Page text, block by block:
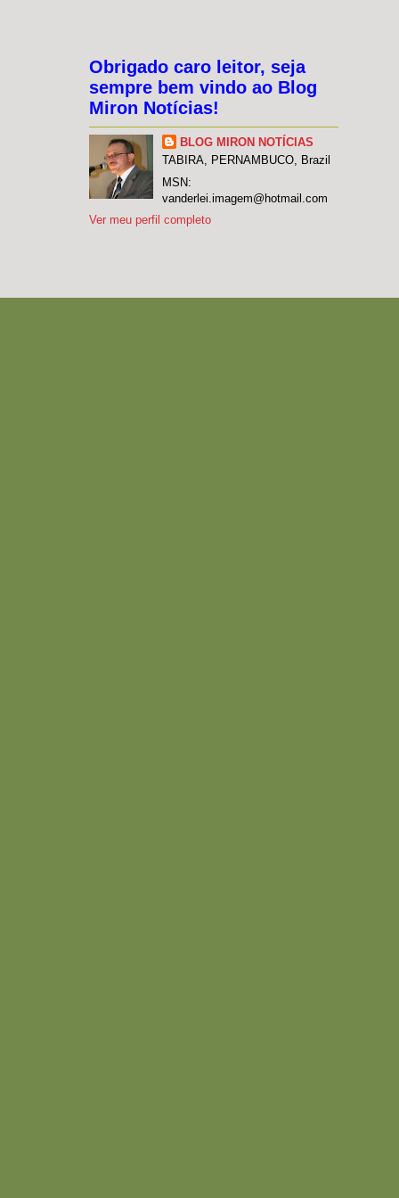
Obrigado caro leitor, seja
sempre bem vindo ao Blog
Miron Notícias!
BLOG MIRON NOTÍCIAS
TABIRA, PERNAMBUCO, Brazil
MSN:
vanderlei.imagem@hotmail.com
Ver meu perfil completo